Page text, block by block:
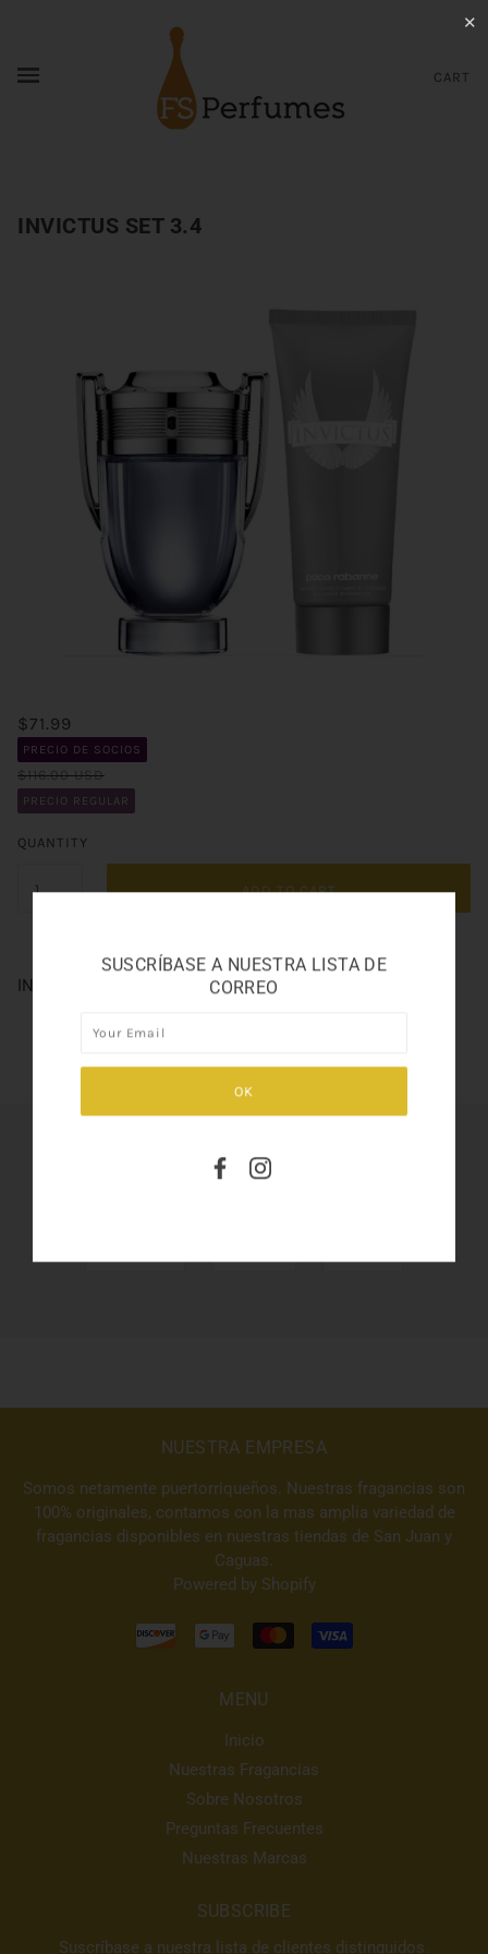
CART
INVICTUS SET 3.4
$71.99
PRECIO DE SOCIOS
$116.00 USD
PRECIO REGULAR
QUANTITY
ADD TO CART
INVICTUS SET 3.4
SHARE THIS
NUESTRA EMPRESA
Somos netamente puertorriqueños. Nuestras fragancias son
100% originales, contamos con la mas amplia variedad de
fragancias disponibles en nuestras tiendas de San Juan y
Caguas.
Powered by Shopify
MENU
Inicio
Nuestras Fragancias
Sobre Nosotros
Preguntas Frecuentes
Nuestras Marcas
SUBSCRIBE
Suscríbase a nuestra lista de clientes distinguidos.
✕
SUSCRÍBASE A NUESTRA LISTA DE
CORREO